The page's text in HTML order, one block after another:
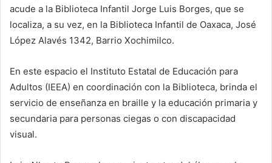
acude a la Biblioteca Infantil Jorge Luis Borges, que se
localiza, a su vez, en la Biblioteca Infantil de Oaxaca, José
López Alavés 1342, Barrio Xochimilco.
En este espacio el Instituto Estatal de Educación para
Adultos (IEEA) en coordinación con la Biblioteca, brinda el
servicio de enseñanza en braille y la educación primaria y
secundaria para personas ciegas o con discapacidad
visual.